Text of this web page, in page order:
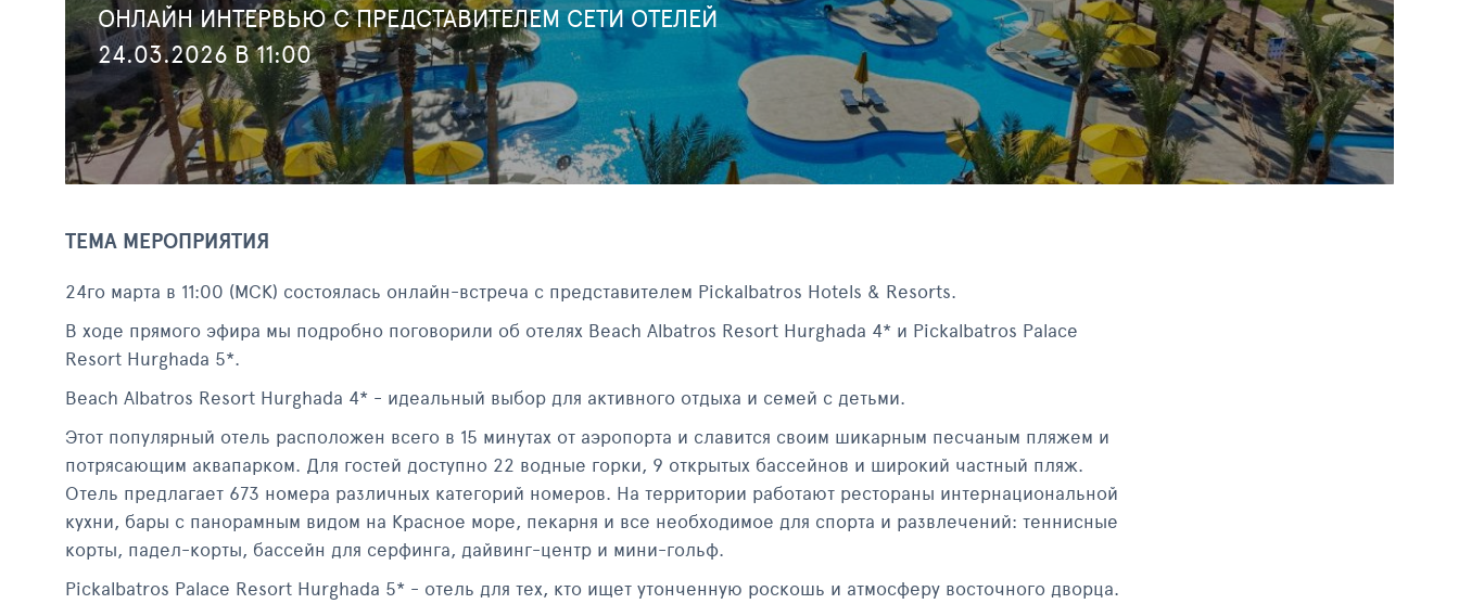
ОНЛАЙН ИНТЕРВЬЮ С ПРЕДСТАВИТЕЛЕМ СЕТИ ОТЕЛЕЙ
24.03.2026 В 11:00
ТЕМА МЕРОПРИЯТИЯ
24го марта в 11:00 (МСК) состоялась онлайн-встреча с представителем Pickalbatros Hotels & Resorts.
В ходе прямого эфира мы подробно поговорили об отелях Beach Albatros Resort Hurghada 4* и Pickalbatros Palace
Resort Hurghada 5*.
Beach Albatros Resort Hurghada 4* - идеальный выбор для активного отдыха и семей с детьми.
Этот популярный отель расположен всего в 15 минутах от аэропорта и славится своим шикарным песчаным пляжем и
потрясающим аквапарком. Для гостей доступно 22 водные горки, 9 открытых бассейнов и широкий частный пляж.
Отель предлагает 673 номера различных категорий номеров. На территории работают рестораны интернациональной
кухни, бары с панорамным видом на Красное море, пекарня и все необходимое для спорта и развлечений: теннисные
корты, падел-корты, бассейн для серфинга, дайвинг-центр и мини-гольф.
Pickalbatros Palace Resort Hurghada 5* - отель для тех, кто ищет утонченную роскошь и атмосферу восточного дворца.